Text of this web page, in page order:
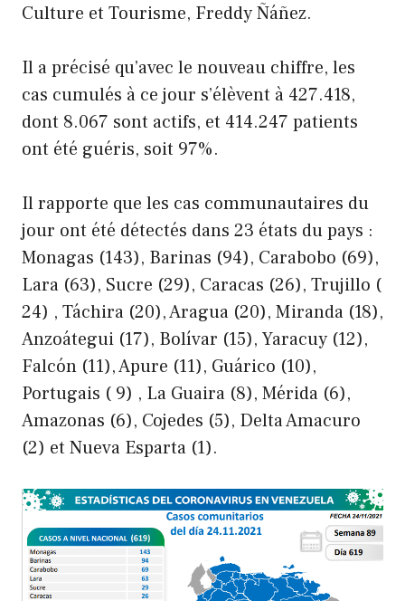
Culture et Tourisme, Freddy Ñáñez.
Il a précisé qu’avec le nouveau chiffre, les
cas cumulés à ce jour s’élèvent à 427.418,
dont 8.067 sont actifs, et 414.247 patients
ont été guéris, soit 97%.
Il rapporte que les cas communautaires du
jour ont été détectés dans 23 états du pays :
Monagas (143), Barinas (94), Carabobo (69),
Lara (63), Sucre (29), Caracas (26), Trujillo (
24) , Táchira (20), Aragua (20), Miranda (18),
Anzoátegui (17), Bolívar (15), Yaracuy (12),
Falcón (11), Apure (11), Guárico (10),
Portugais ( 9) , La Guaira (8), Mérida (6),
Amazonas (6), Cojedes (5), Delta Amacuro
(2) et Nueva Esparta (1).